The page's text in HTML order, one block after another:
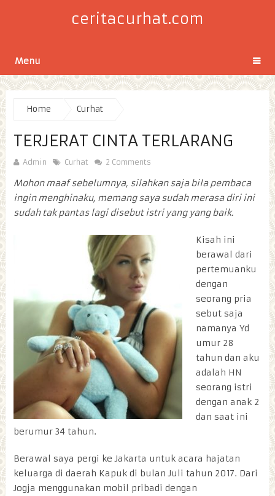
ceritacurhat.com
Menu
Home Curhat
TERJERAT CINTA TERLARANG
Admin Curhat 2 Comments
Mohon maaf sebelumnya, silahkan saja bila pembaca
ingin menghinaku, memang saya sudah merasa diri ini
sudah tak pantas lagi disebut istri yang yang baik.
Kisah ini
berawal dari
pertemuanku
dengan
seorang pria
sebut saja
namanya Yd
umur 28
tahun dan aku
adalah HN
seorang istri
dengan anak 2
dan saat ini
berumur 34 tahun.
Berawal saya pergi ke Jakarta untuk acara hajatan
keluarga di daerah Kapuk di bulan Juli tahun 2017. Dari
Jogja menggunakan mobil pribadi dengan